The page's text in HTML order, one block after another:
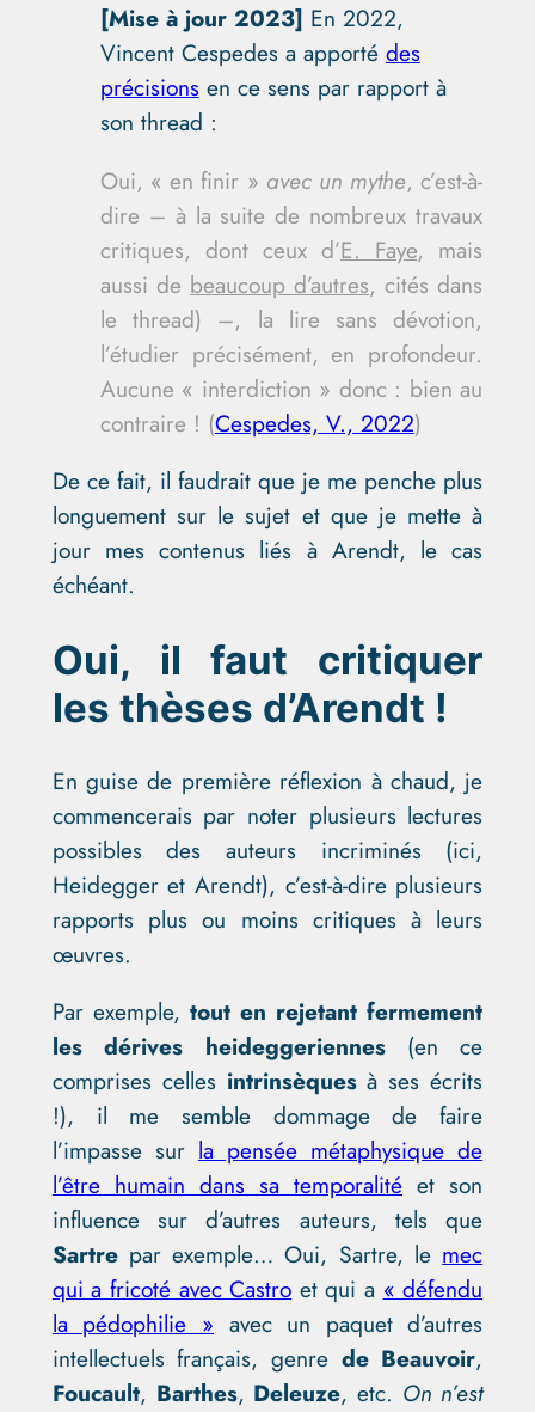
[Mise à jour 2023] En 2022,
Vincent Cespedes a apporté des
précisionsen ce sens par rapport à
son thread :
Oui, « en finir » avec un mythe, c’est-à-
dire – à la suite de nombreux travaux
critiques, dont ceux d’E. Faye, mais
aussi de beaucoup d’autres, cités dans
le thread) –, la lire sans dévotion,
l’étudier précisément, en profondeur.
Aucune « interdiction » donc : bien au
contraire ! (Cespedes, V., 2022)
De ce fait, il faudrait que je me penche plus
longuement sur le sujet et que je mette à
jour mes contenus liés à Arendt, le cas
échéant.
Oui, il faut critiquer
les thèses d’Arendt !
En guise de première réflexion à chaud, je
commencerais par noter plusieurs lectures
possibles des auteurs incriminés (ici,
Heidegger et Arendt), c’est-à-dire plusieurs
rapports plus ou moins critiques à leurs
œuvres.
Par exemple, tout en rejetant fermement
les dérives heideggeriennes(en ce
comprises celles intrinsèquesà ses écrits
!), il me semble dommage de faire
l’impasse sur la pensée métaphysique de
l’être humain dans sa temporalité et son
influence sur d’autres auteurs, tels que
Sartrepar exemple… Oui, Sartre, le mec
qui a fricoté avec Castro et qui a « défendu
la pédophilie » avec un paquet d’autres
intellectuels français, genre de Beauvoir,
Foucault, Barthes, Deleuze, etc. On n’est